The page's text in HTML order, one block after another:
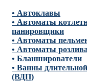
• Автоклавы
• Автоматы
панировщики
• Автоматы
• Автоматы
• Бланширователи
• Ванны
(ВДП)